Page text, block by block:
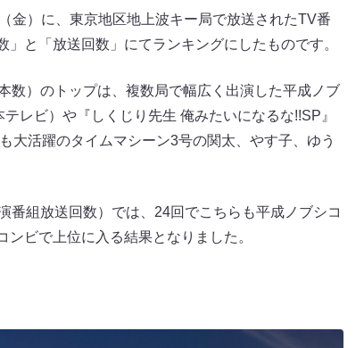
金）に、東京地区地上波キー局で放送されたTV番
と「放送回数」にてランキングにしたものです。
数）のトップは、複数局で幅広く出演した平成ノブ
レビ）や『しくじり先生 俺みたいになるな!!SP』
大活躍のタイムマシーン3号の関太、やす子、ゆう
番組放送回数）では、24回でこちらも平成ノブシコ
ンビで上位に入る結果となりました。